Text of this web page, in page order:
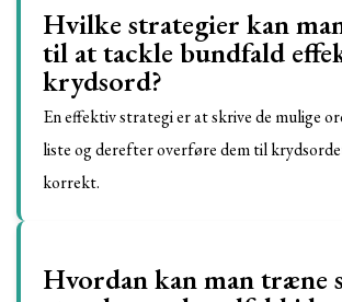
Hvilke strategier kan
til at tackle bundfald
krydsord?
En effektiv strategi er at skrive de mulige
liste og derefter overføre dem til
korrekt.
Hvordan kan man træne